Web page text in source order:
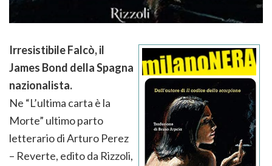
Irresistibile Falcò, il
James Bond della Spagna
nazionalista.
Ne “L’ultima carta è la
Morte” ultimo parto
letterario di Arturo Perez
– Reverte, edito da Rizzoli,